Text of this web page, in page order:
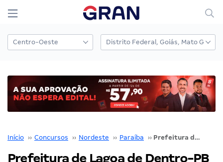
Início ›› Concursos ›› Nordeste ›› Paraíba ›› Prefeitura de Lagoa de Dentro-PB promove concurso público com 123 vagas!
Prefeitura de Lagoa de Dentro-PB